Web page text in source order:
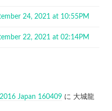
24, 2021 at 10:55PM
22, 2021 at 02:14PM
Japan 160409 に 大城龍